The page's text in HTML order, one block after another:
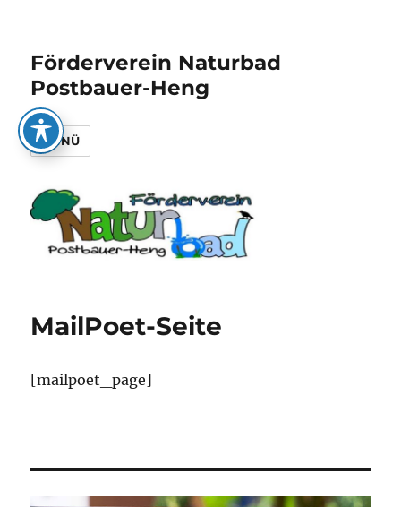
Förderverein Naturbad
Postbauer-Heng
MENÜ
MailPoet-Seite
[mailpoet_page]